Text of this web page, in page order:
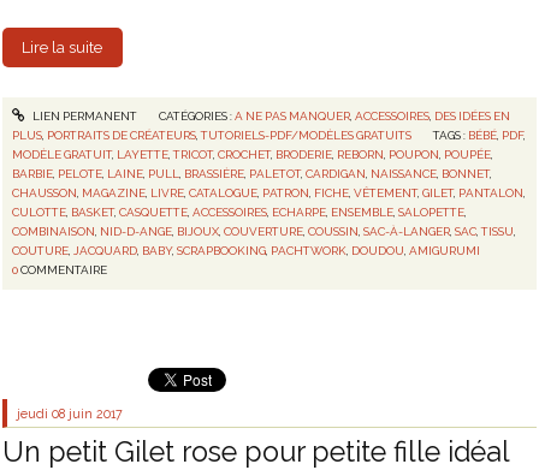
Lire la suite
LIEN PERMANENT CATÉGORIES :A NE PAS MANQUER, ACCESSOIRES, DES IDÉES EN
PLUS, PORTRAITS DE CRÉATEURS,TUTORIELS-PDF/MODÈLES GRATUITS TAGS : BÉBÉ, PDF,
MODÈLE GRATUIT, LAYETTE,TRICOT,CROCHET, BRODERIE, REBORN, POUPON, POUPÉE,
BARBIE, PELOTE, LAINE, PULL, BRASSIÈRE, PALETOT,CARDIGAN, NAISSANCE, BONNET,
CHAUSSON, MAGAZINE, LIVRE,CATALOGUE, PATRON, FICHE,VÊTEMENT,GILET, PANTALON,
CULOTTE, BASKET,CASQUETTE,ACCESSOIRES, ECHARPE, ENSEMBLE,SALOPETTE,
COMBINAISON, NID-D-ANGE, BIJOUX,COUVERTURE,COUSSIN,SAC-À-LANGER,SAC,TISSU,
COUTURE,JACQUARD, BABY,SCRAPBOOKING, PACHTWORK, DOUDOU,AMIGURUMI
0COMMENTAIRE
jeudi 08 juin 2017
Un petit Gilet rose pour petite fille idéal